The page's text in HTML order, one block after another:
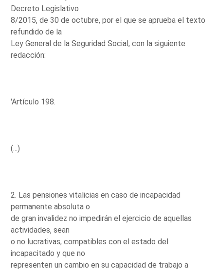
Decreto Legislativo
8/2015, de 30 de octubre, por el que se aprueba el texto
refundido de la
Ley General de la Seguridad Social, con la siguiente
redacción:
'Artículo 198.
(...)
2. Las pensiones vitalicias en caso de incapacidad
permanente absoluta o
de gran invalidez no impedirán el ejercicio de aquellas
actividades, sean
o no lucrativas, compatibles con el estado del
incapacitado y que no
representen un cambio en su capacidad de trabajo a